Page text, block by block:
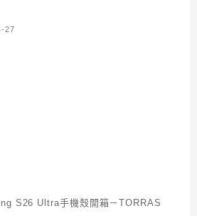
27
S26 Ultra手機殼開箱－TORRAS